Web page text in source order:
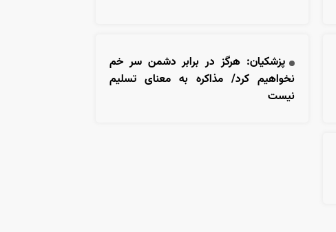
پزشکیان: هرگز در برابر دشمن سر خم
نخواهیم کرد/ مذاکره به معنای تسلیم
نیست